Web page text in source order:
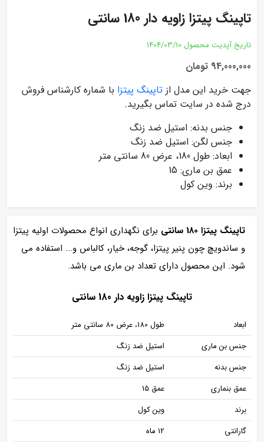
تاپینگ پیتزا زاویه دار 180 سانتی
تاریخ آپدیت محصول 1404/03/10
94,000,000 تومان
جهت خرید این مدل از تاپینگ پیتزا با شماره کارشناس فروش
درج شده در سایت تماس بگیرید.
جنس بدنه: استیل ضد زنگ
جنس لگن: استیل ضد زنگ
ابعاد: طول 180، عرض 80 سانتی متر
عمق بن ماری: 15
برند: وین کول
تاپینگ پیتزا 180 سانتی
برای نگهداری انواع محصولات اولیه پیتزا
و ساندویچ چون پنیر پیتزا، گوجه، خیار، کالباس و... استفاده می
شود. این محصول دارای تعداد بن ماری می باشد.
تاپینگ پیتزا زاویه دار 180 سانتی
ابعاد
طول 180، عرض 80 سانتی متر
جنس بن ماری
استیل ضد زنگ
جنس بدنه
استیل ضد زنگ
عمق بنماری
عمق 15
برند
وین کول
گارانتی
12 ماه